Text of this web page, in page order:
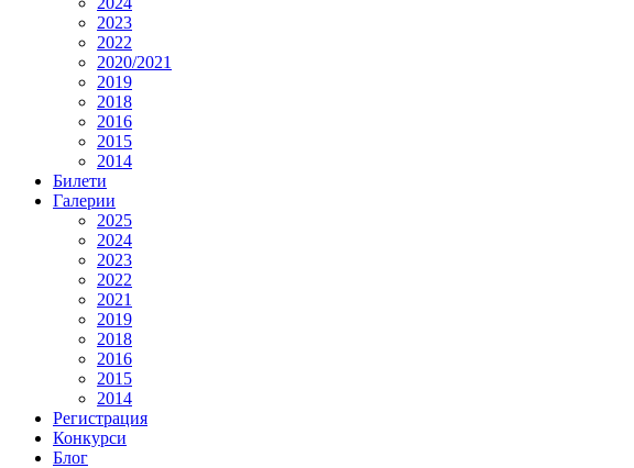
2023
2022
2020/2021
2019
2018
2016
2015
2014
Билети
Галерии
2025
2024
2023
2022
2021
2019
2018
2016
2015
2014
Регистрация
Конкурси
Блог